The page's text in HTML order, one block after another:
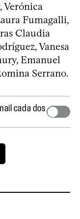
Verónica
Fumagalli,
Claudia
Vanesa
Emanuel
Serrano.
cada dos